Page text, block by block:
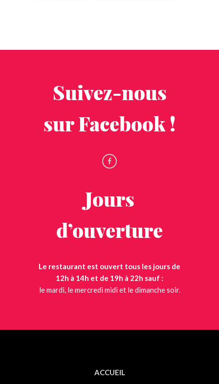
Suivez-nous
sur Facebook !
Jours
d’ouverture
Le restaurant est ouvert tous les jours de
12h à 14h et de 19h à 22h sauf :
le mardi, le mercredi midi et le dimanche soir.
ACCUEIL